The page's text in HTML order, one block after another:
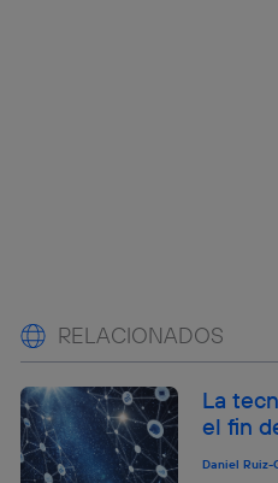
RELACIONADOS
La
el fin
Daniel Ruiz-